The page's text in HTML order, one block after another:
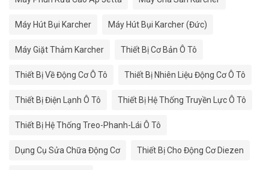
Máy Hút Bụi Karcher Máy Hút Bụi Karcher (Đức)
Máy Giặt Thảm Karcher Thiết Bị Cơ Bản Ô Tô
Thiết Bị Về Động Cơ Ô Tô Thiết Bị Nhiên Liệu Động Cơ Ô Tô
Thiết Bị Điện Lạnh Ô Tô Thiết Bị Hệ Thống Truyền Lực Ô Tô
Thiết Bị Hệ Thống Treo-Phanh-Lái Ô Tô
Dụng Cụ Sửa Chữa Động Cơ Thiết Bị Cho Động Cơ Diezen